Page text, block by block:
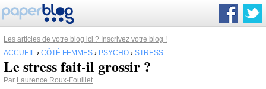
Les articles de votre blog ici ? Inscrivez votre blog !
ACCUEIL › CÔTÉ FEMMES › PSYCHO › STRESS
Le stress fait-il grossir ?
Par Laurence Roux-Fouillet